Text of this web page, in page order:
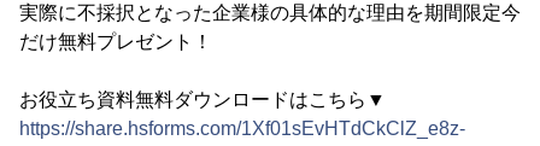
実際に不採択となった企業様の具体的な理由を期間限定今
だけ無料プレゼント！
お役立ち資料無料ダウンロードはこちら▼
https://share.hsforms.com/1Xf01sEvHTdCkClZ_e8z-